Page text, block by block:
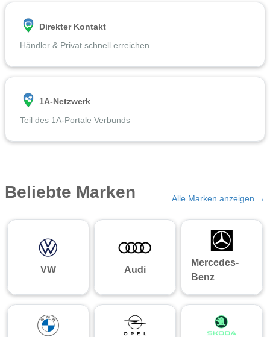
Direkter Kontakt
Händler & Privat schnell erreichen
1A-Netzwerk
Teil des 1A-Portale Verbunds
Beliebte Marken Alle Marken anzeigen →
VW Audi
Mercedes-
Benz